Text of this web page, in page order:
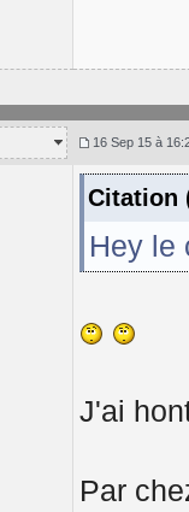
16 Sep 15 à
Citation
Hey le
J'ai
Par